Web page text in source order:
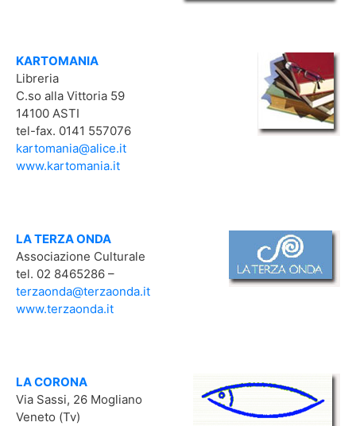
KARTOMANIA
Libreria
C.so alla Vittoria 59
14100 ASTI
tel-fax. 0141 557076
kartomania@alice.it
www.kartomania.it
LA TERZA ONDA
Associazione Culturale
tel. 02 8465286 –
terzaonda@terzaonda.it
www.terzaonda.it
LA CORONA
Via Sassi, 26 Mogliano
Veneto (Tv)